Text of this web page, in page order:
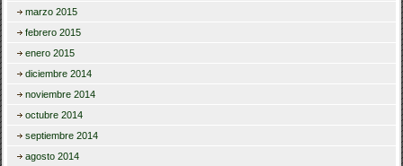
marzo 2015
febrero 2015
enero 2015
diciembre 2014
noviembre 2014
octubre 2014
septiembre 2014
agosto 2014